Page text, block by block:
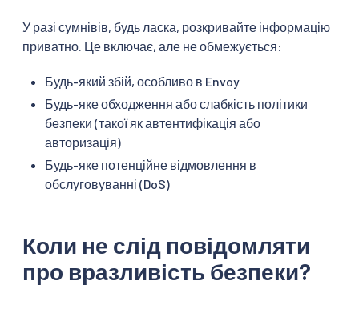
У разі сумнівів, будь ласка, розкривайте інформацію
приватно. Це включає, але не обмежується:
Будь-який збій, особливо в Envoy
Будь-яке обходження або слабкість політики
безпеки (такої як автентифікація або
авторизація)
Будь-яке потенційне відмовлення в
обслуговуванні (DoS)
Коли не слід повідомляти
про вразливість безпеки?